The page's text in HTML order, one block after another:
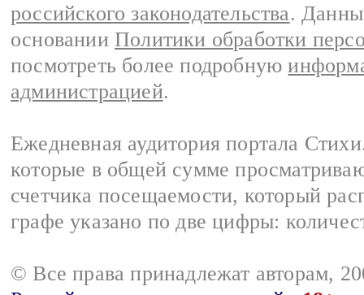
российского законодательства.
основании Политики обработки
посмотреть более подробную
администрацией.
Ежедневная аудитория портала
которые в общей сумме
счетчика посещаемости, который
графе указано по две цифры:
© Все права принадлежат авторам,